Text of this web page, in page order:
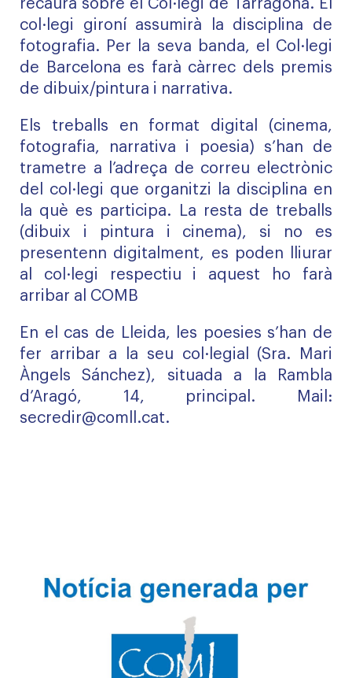
recaurà sobre el Col·legi de Tarragona. El
col·legi gironí assumirà la disciplina de
fotografia. Per la seva banda, el Col·legi
de Barcelona es farà càrrec dels premis
de dibuix/pintura i narrativa.
Els treballs en format digital (cinema,
fotografia, narrativa i poesia) s’han de
trametre a l’adreça de correu electrònic
del col·legi que organitzi la disciplina en
la què es participa. La resta de treballs
(dibuix i pintura i cinema), si no es
presentenn digitalment, es poden lliurar
al col·legi respectiu i aquest ho farà
arribar al COMB
En el cas de Lleida, les poesies s’han de
fer arribar a la seu col·legial (Sra. Mari
Àngels Sánchez), situada a la Rambla
d’Aragó, 14, principal. Mail:
secredir@comll.cat.